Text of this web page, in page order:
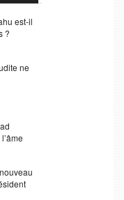
est-il
?
ne